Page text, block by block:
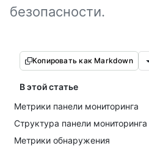
безопасности.
Копировать как Markdown
В этой статье
Метрики панели мониторинга
Структура панели мониторинга
Метрики обнаружения